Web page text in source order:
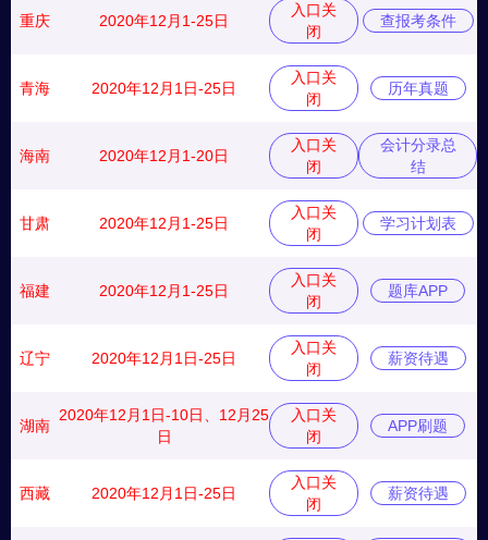
重庆 2020年12月1-25日
入口关
闭
查报考条件
青海 2020年12月1日-25日
入口关
闭
历年真题
海南 2020年12月1-20日
入口关
闭
会计分录总
结
甘肃 2020年12月1-25日
入口关
闭
学习计划表
福建 2020年12月1-25日
入口关
闭
题库APP
辽宁 2020年12月1日-25日
入口关
闭
薪资待遇
湖南
2020年12月1日-10日、12月25
日
入口关
闭
APP刷题
西藏 2020年12月1日-25日
入口关
闭
薪资待遇